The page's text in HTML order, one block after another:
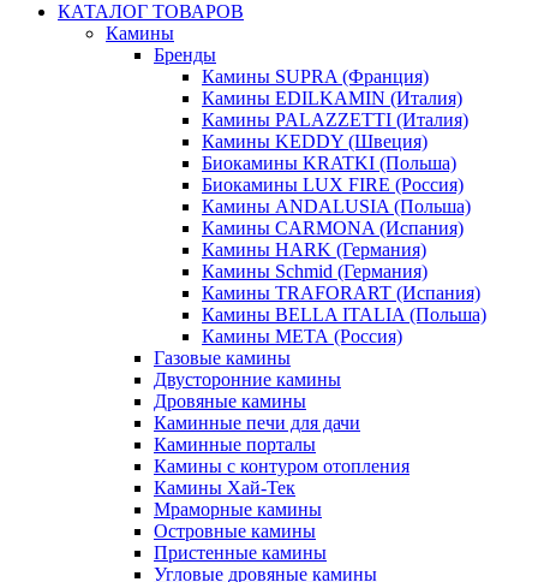
КАТАЛОГ ТОВАРОВ
Камины
Бренды
Камины SUPRA (Франция)
Камины EDILKAMIN (Италия)
Камины PALAZZETTI (Италия)
Камины KEDDY (Швеция)
Биокамины KRATKI (Польша)
Биокамины LUX FIRE (Россия)
Камины ANDALUSIA (Польша)
Камины CARMONA (Испания)
Камины HARK (Германия)
Камины Schmid (Германия)
Камины TRAFORART (Испания)
Камины BELLA ITALIA (Польша)
Камины МЕТА (Россия)
Газовые камины
Двусторонние камины
Дровяные камины
Каминные печи для дачи
Каминные порталы
Камины с контуром отопления
Камины Хай-Тек
Мраморные камины
Островные камины
Пристенные камины
Угловые дровяные камины